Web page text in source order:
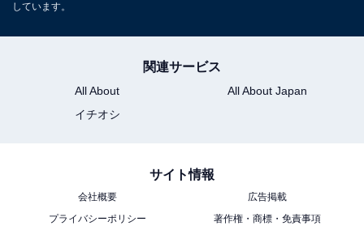
1 2
しています。
関連サービス
All About
All About Japan
イチオシ
サイト情報
会社概要
広告掲載
プライバシーポリシー
著作権・商標・免責事項